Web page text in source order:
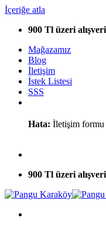
İçeriğe atla
900 Tl üzeri
Mağazamız
Blog
İletişim
İstek Listesi
SSS
Hata: İletişim formu
900 Tl üzeri